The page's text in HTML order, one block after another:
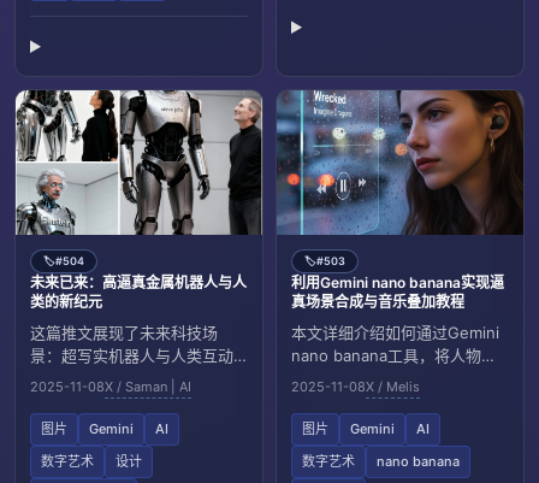
🏷️#504
未来已来：高逼真金属机器人与人
类的新纪元
这篇推文展现了未来科技场
景：超写实机器人与人类互动
的视觉创作，强调工具
seedream 4.0或Gemini
nanobanana在数字艺术中的应
用，预示智能与工业风的融
合。
2025-11-08X / Saman | AI
图片 Gemini
AI
数字艺术
设计
🏷️#503
利用Gemini nano banana实现逼
真场景合成与音乐叠加教程
本文详细介绍如何通过Gemini
nano banana工具，将人物参
考图置入崭新悲伤公交背景，
并叠加玻璃晶态音乐播放器
UI，实现逼真场景合成与情感
渲染，适合数字艺术创作者参
考学习。
2025-11-08X / Melis
图片 Gemini
AI
数字艺术
nano banana